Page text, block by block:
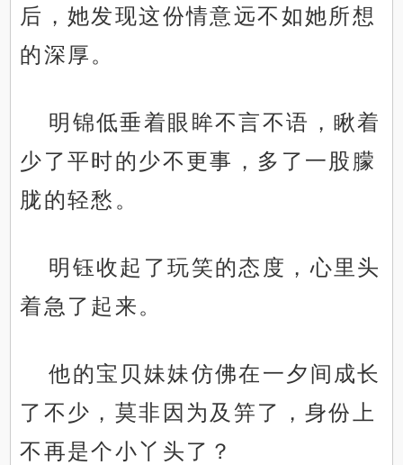
后，她发现这份情意远不如她所想
的深厚。
明锦低垂着眼眸不言不语，瞅着
少了平时的少不更事，多了一股朦
胧的轻愁。
明钰收起了玩笑的态度，心里头
着急了起来。
他的宝贝妹妹仿佛在一夕间成长
了不少，莫非因为及笄了，身份上
不再是个小丫头了？